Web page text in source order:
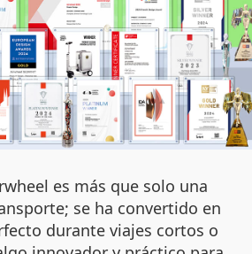
es más que solo una
se ha convertido en
durante viajes cortos o